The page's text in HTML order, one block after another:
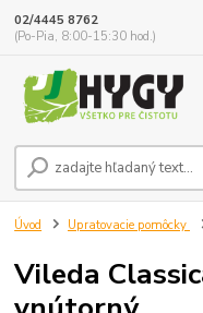
02/4445 8762
(Po-Pia, 8:00-15:30 hod.)
Úvod Upratovacie pomôcky
Vileda